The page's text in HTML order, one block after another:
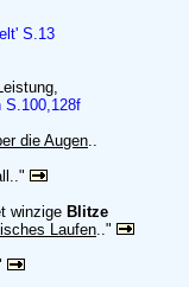
S.13
S.100,128f
die Augen..
winzige Blitze
Laufen.."